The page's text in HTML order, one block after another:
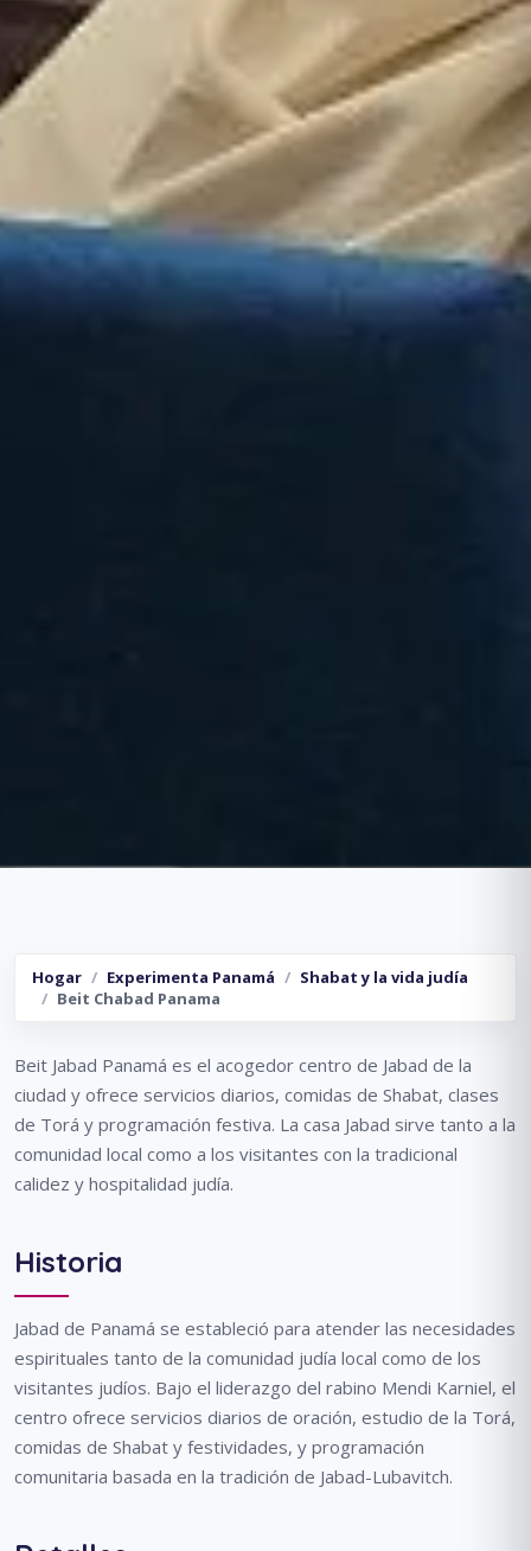
Hogar Experimenta Panamá
Shabat y la vida judía
Beit Chabad Panama
Beit Jabad Panamá es el acogedor centro de Jabad de la
ciudad y ofrece servicios diarios, comidas de Shabat, clases
de Torá y programación festiva. La casa Jabad sirve tanto a la
comunidad local como a los visitantes con la tradicional
calidez y hospitalidad judía.
Historia
Jabad de Panamá se estableció para atender las necesidades
espirituales tanto de la comunidad judía local como de los
visitantes judíos. Bajo el liderazgo del rabino Mendi Karniel, el
centro ofrece servicios diarios de oración, estudio de la Torá,
comidas de Shabat y festividades, y programación
comunitaria basada en la tradición de Jabad-Lubavitch.